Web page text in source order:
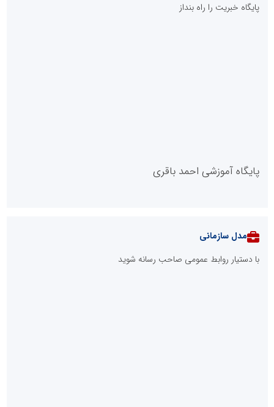
پایگاه خبریت را راه بنداز
پایگاه آموزشی احمد باقری
مدل سازمانی
با دستیار روابط عمومی صاحب رسانه شوید